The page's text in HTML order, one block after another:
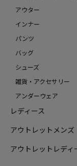
アウター
インナー
パンツ
バッグ
シューズ
雑貨・アクセサリー
アンダーウェア
レディース
アウトレットメンズ
アウトレットレディ